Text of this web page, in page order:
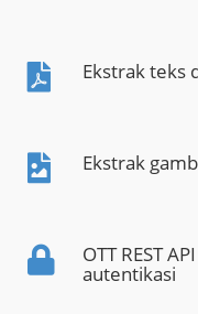
Ekstrak teks
Ekstrak
OTT REST
autentikasi